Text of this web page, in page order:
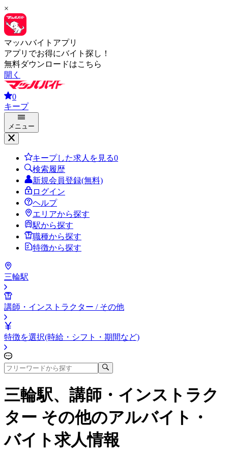
×
マッハバイトアプリ
アプリでお得にバイト探し！
無料ダウンロードはこちら
開く
0
キープ
メニュー
キープした求人を見る0
検索履歴
新規会員登録(無料)
ログイン
ヘルプ
エリアから探す
駅から探す
職種から探す
特徴から探す
三輪駅
講師・インストラクター / その他
特徴を選択(時給・シフト・期間など)
三輪駅、講師・インストラク
ター その他のアルバイト・
バイト求人情報